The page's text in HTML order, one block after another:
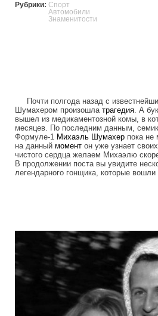
Рубрики: Спорт
Автомобили
Знаменитости
Почти полгода назад с
Шумахером произошла трагедия . А
вышел из медикаментозной комы, в
месяцев. По последним данным,
Формуле-1 Михаэль Шумахер пока не
на данный момент он уже узнает
чистого сердца желаем Михаэлю
В продолжении поста вы увидите
легендарного гонщика, которые вошли